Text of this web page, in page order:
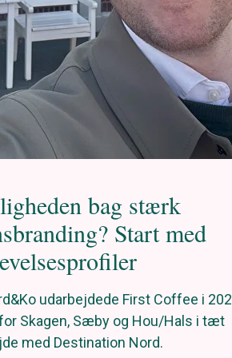
bag stærk
Start med
udarbejdede First Coffee i
Skagen, Sæby og Hou/Hals i tæt
med Destination Nord.